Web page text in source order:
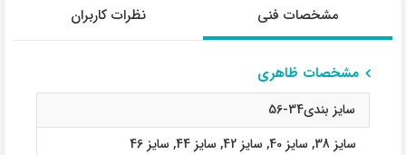
مشخصات فنی نظرات کاربران
مشخصات ظاهری
سایز بندی34-56
سایز 38
, سایز 40 , سایز 42 , سایز 44 , سایز 46